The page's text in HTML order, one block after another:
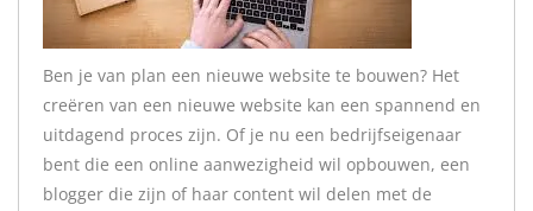
Ben je van plan een nieuwe website te bouwen? Het
creëren van een nieuwe website kan een spannend en
uitdagend proces zijn. Of je nu een bedrijfseigenaar
bent die een online aanwezigheid wil opbouwen, een
blogger die zijn of haar content wil delen met de